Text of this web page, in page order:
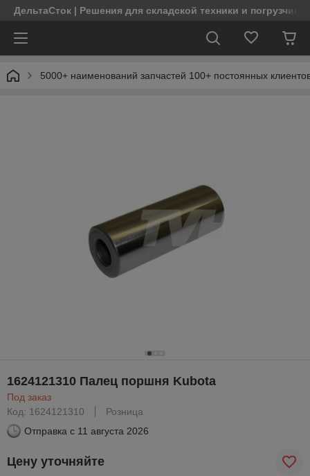
ДельтаСток | Решения для складской техники и
5000+ наименований запчастей 100+ постоянных
1624121310 Палец поршня Kubota
Под заказ
Код: 1624121310
Розница
Отправка с 11 августа 2026
Цену уточняйте